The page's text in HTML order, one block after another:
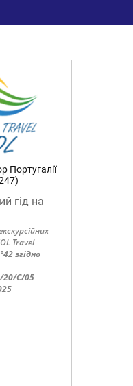
Португалії
гід на
Travel
згідно
20/C/05